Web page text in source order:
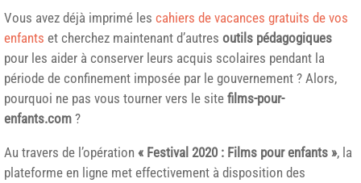
Vous avez déjà imprimé les cahiers de vacances gratuits de vos
enfants et cherchez maintenant d’autres outils pédagogiques
pour les aider à conserver leurs acquis scolaires pendant la
période de confinement imposée par le gouvernement ? Alors,
pourquoi ne pas vous tourner vers le site films-pour-
enfants.com ?
Au travers de l’opération « Festival 2020 : Films pour enfants », la
plateforme en ligne met effectivement à disposition des